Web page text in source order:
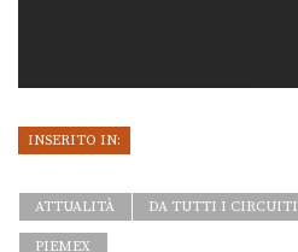
INSERITO IN:
ATTUALITÀ DA TUTTI I CIRCUITI
PIEMEX